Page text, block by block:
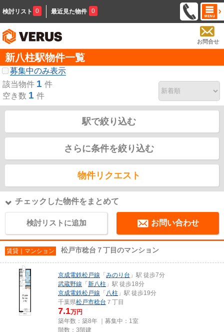
検討リスト 0 最近見た物件 0
お問合せ
新八柱駅物件一覧
募集中のみ表示
該当物件 1 件
空き数 1 件
駅で絞り込む
さらに条件を絞り込む
物件リクエスト
チェックした物件をまとめて
検討リストに追加 お問い合わせ
賃貸｜マンション 松戸市稔台７丁目のマンション
京成電鉄松戸線 「 みのり台 」駅 徒歩7分
武蔵野線 「 新八柱 」駅 徒歩18分
京成電鉄松戸線 「 八柱 」駅 徒歩19分
千葉県松戸市稔台 ７丁目
7.1万円
築年数：築8年 ｜募集中： 1室
階数：3階建